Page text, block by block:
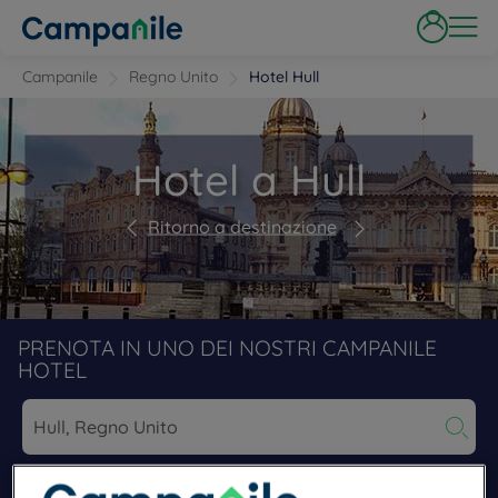
Campanile Regno Unito Hotel Hull
Hotel a Hull
Ritorno a destinazione
PRENOTA IN UNO DEI NOSTRI CAMPANILE
HOTEL